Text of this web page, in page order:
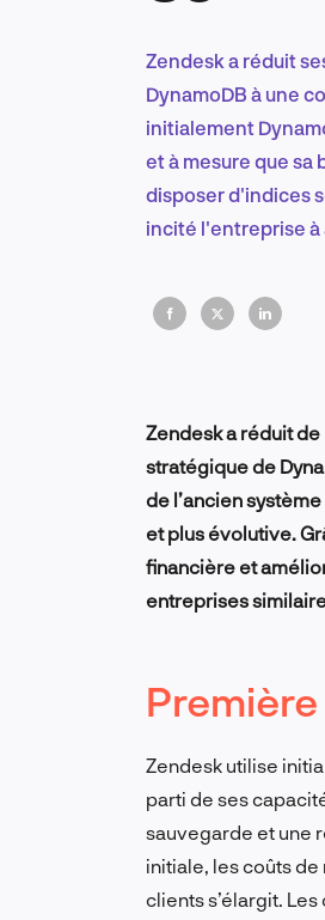
Zendesk a réduit
DynamoDB à une
initialement
et à mesure que sa
disposer d'indices
incité l'entreprise à
Zendesk a réduit
stratégique de
de l’ancien
et plus évolutive.
financière et
entreprises
Zendesk utilise
parti de ses
sauvegarde et une
initiale, les coûts
clients s’élargit.